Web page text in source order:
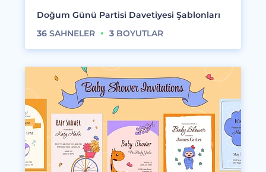
Doğum Günü Partisi Davetiyesi Şablonları
36 SAHNELER 3 BOYUTLAR